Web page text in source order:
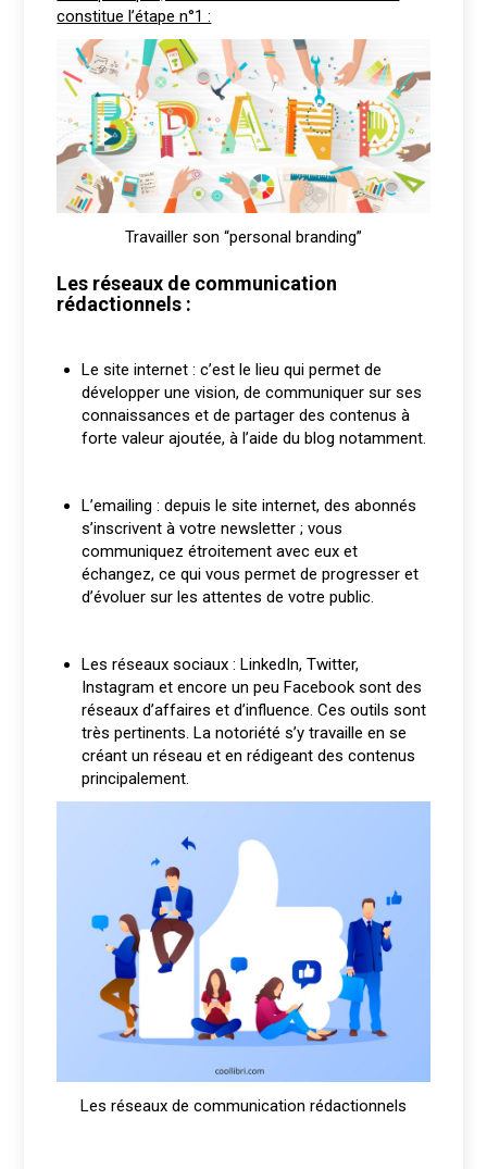
constitue l’étape n°1 :
Travailler son “personal branding”
Les réseaux de communication
rédactionnels :
Le site internet : c’est le lieu qui permet de
développer une vision, de communiquer sur ses
connaissances et de partager des contenus à
forte valeur ajoutée, à l’aide du blog notamment.
L’emailing : depuis le site internet, des abonnés
s’inscrivent à votre newsletter ; vous
communiquez étroitement avec eux et
échangez, ce qui vous permet de progresser et
d’évoluer sur les attentes de votre public.
Les réseaux sociaux : LinkedIn, Twitter,
Instagram et encore un peu Facebook sont des
réseaux d’affaires et d’influence. Ces outils sont
très pertinents. La notoriété s’y travaille en se
créant un réseau et en rédigeant des contenus
principalement.
Les réseaux de communication rédactionnels